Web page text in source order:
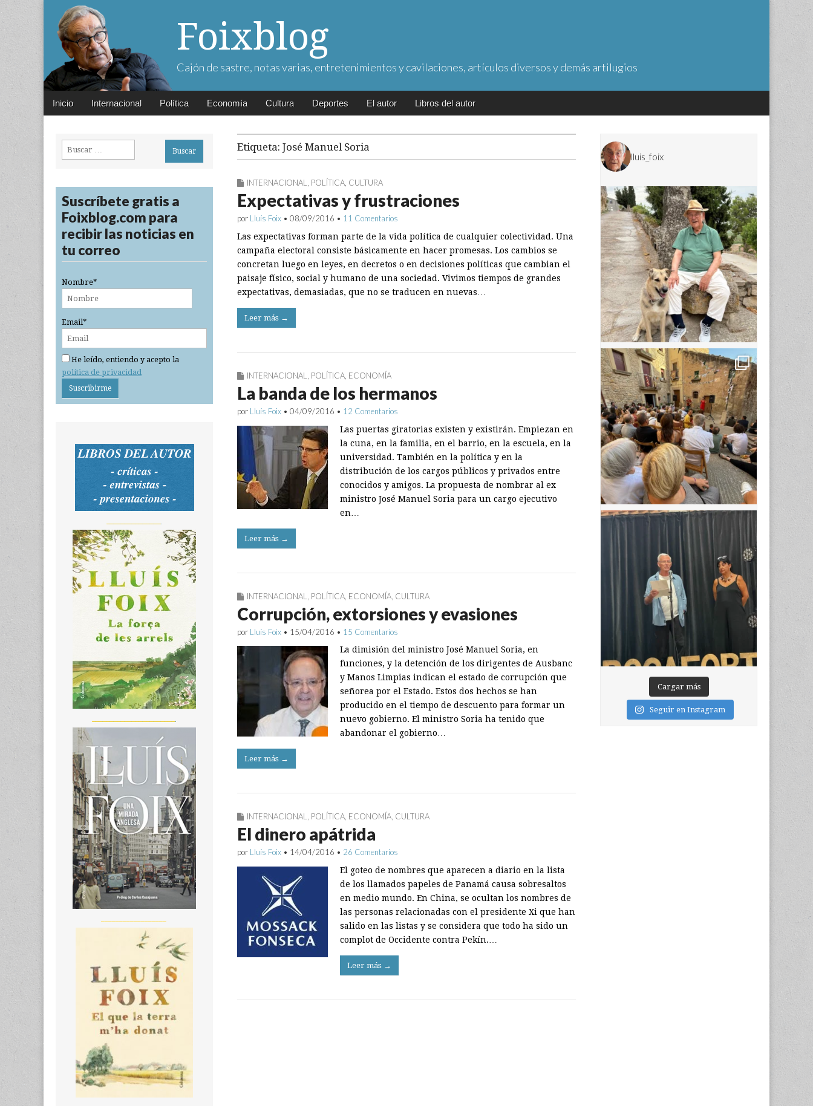
Foixblog
Cajón de sastre, notas varias, entretenimientos y cavilaciones, artículos diversos y demás artilugios
Main
Skip
Inicio Internacional Política Economía Cultura Deportes El autor Libros del autor
Etiqueta: José Manuel Soria
INTERNACIONAL POLÍTICA CULTURA
Expectativas y frustraciones
por Lluís Foix • 08/09/2016 • 11 Comentarios
Las expectativas forman parte de la vida política de cualquier colectividad. Una
campaña electoral consiste básicamente en hacer promesas. Los cambios se
concretan luego en leyes, en decretos o en decisiones políticas que cambian el
paisaje físico, social y humano de una sociedad. Vivimos tiempos de grandes
expectativas, demasiadas, que no se traducen en nuevas…
Leer más →
INTERNACIONAL POLÍTICA ECONOMÍA
La banda de los hermanos
por Lluís Foix • 04/09/2016 • 12 Comentarios
Las puertas giratorias existen y existirán. Empiezan en
la cuna, en la familia, en el barrio, en la escuela, en la
universidad. También en la política y en la
distribución de los cargos públicos y privados entre
conocidos y amigos. La propuesta de nombrar al ex
ministro José Manuel Soria para un cargo ejecutivo
en…
Leer más →
INTERNACIONAL POLÍTICA ECONOMÍA CULTURA
Corrupción, extorsiones y evasiones
por Lluís Foix • 15/04/2016 • 15 Comentarios
La dimisión del ministro José Manuel Soria, en
funciones, y la detención de los dirigentes de Ausbanc
y Manos Limpias indican el estado de corrupción que
señorea por el Estado. Estos dos hechos se han
producido en el tiempo de descuento para formar un
nuevo gobierno. El ministro Soria ha tenido que
abandonar el gobierno…
Leer más →
INTERNACIONAL, POLÍTICA, ECONOMÍA, CULTURA
El dinero apátrida
por Lluís Foix • 14/04/2016 • 26 Comentarios
El goteo de nombres que aparecen a diario en la lista
de los llamados papeles de Panamá causa sobresaltos
en medio mundo. En China, se ocultan los nombres de
las personas relacionadas con el presidente Xi que han
salido en las listas y se considera que todo ha sido un
complot de Occidente contra Pekín.…
Leer más →
Buscar:
Suscríbete gratis a
Foixblog.com para
recibir las noticias en
tu correo
Nombre*
Email*
He leído, entiendo y acepto la
política de privacidad
lluis_foix
Cargar más
Seguir en Instagram